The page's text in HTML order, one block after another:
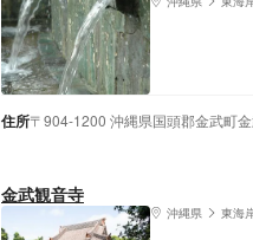
住所〒904-1200 沖縄県国頭郡金武町
金武観音寺
沖縄県 東海